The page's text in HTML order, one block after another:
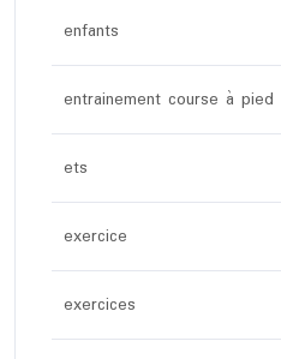
enfants
entrainement course à pied
ets
exercice
exercices